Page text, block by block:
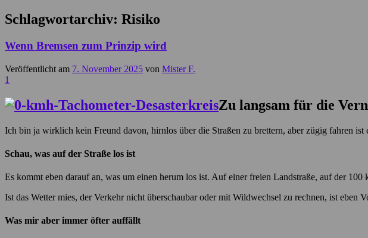
Schlagwortarchiv: Risiko
Wenn Bremsen zum Prinzip wird
Veröffentlicht am 7. November 2025 von Mister F.
1
Zu langsam für die
Ich bin ja wirklich kein Freund davon, hirnlos über die Straßen zu brettern, aber zügig fahren ist
Schau, was auf der Straße los ist
Es kommt eben darauf an, was um einen herum los ist. Auf einer freien Landstraße, auf der
Ist das Wetter mies, der Verkehr nicht überschaubar oder mit Wildwechsel zu rechnen, ist eben
Was mir aber immer öfter auffällt